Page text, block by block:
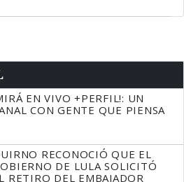
EN VIVO +PERFIL!: UN
CON GENTE QUE PIENSA
RECONOCIÓ QUE EL
DE LULA SOLICITÓ
RETIRO DEL EMBAJADOR